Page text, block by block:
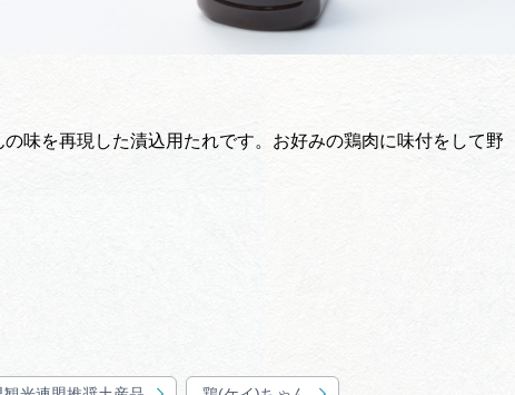
味を再現した漬込用たれです。お好みの鶏肉に味付をして野